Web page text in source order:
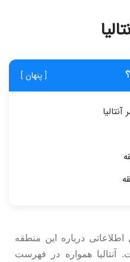
[ پنهان ]
درباره این منطقه
همواره در فهرست